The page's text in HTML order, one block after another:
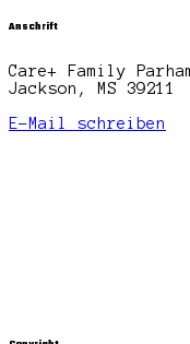
Anschrift
Care+ Family
Jackson, MS 39211
E-Mail schreiben